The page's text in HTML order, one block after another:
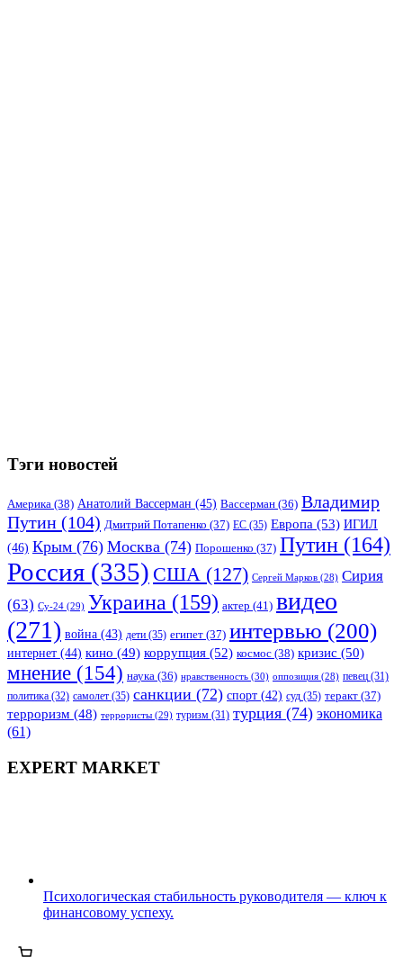
Тэги новостей
Америка (38) Анатолий Вассерман (45) Вассерман (36) Владимир
Путин (104) Дмитрий Потапенко (37) ЕС (35) Европа (53) ИГИЛ
(46) Крым (76) Москва (74) Порошенко (37) Путин (164)
Россия (335) США (127) Сергей Марков (28) Сирия
(63) Су-24 (29) Украина (159) актер (41) видео
(271) война (43) дети (35) египет (37) интервью (200)
интернет (44) кино (49) коррупция (52) космос (38) кризис (50)
мнение (154) наука (36) нравственность (30) оппозиция (28) певец (31)
политика (32) самолет (35) санкции (72) спорт (42) суд (35) теракт (37)
терроризм (48) террористы (29) туризм (31) турция (74) экономика
(61)
EXPERT MARKET
Психологическая стабильность руководителя — ключ к
финансовому успеху.